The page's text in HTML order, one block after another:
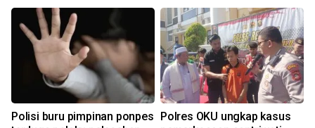
Polisi buru pimpinan ponpes Polres OKU ungkap kasus